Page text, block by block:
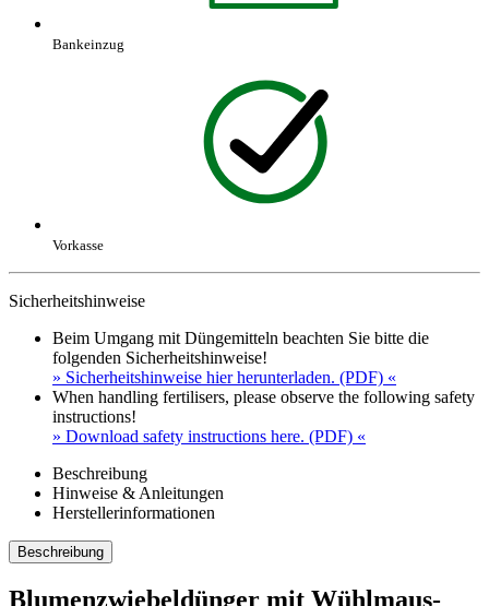
Bankeinzug
Vorkasse
Sicherheitshinweise
Beim Umgang mit Düngemitteln beachten Sie bitte die
folgenden Sicherheitshinweise!
» Sicherheitshinweise hier herunterladen. (PDF) «
When handling fertilisers, please observe the following safety
instructions!
» Download safety instructions here. (PDF) «
Beschreibung
Hinweise & Anleitungen
Herstellerinformationen
Beschreibung
Blumenzwiebeldünger mit Wühlmaus-